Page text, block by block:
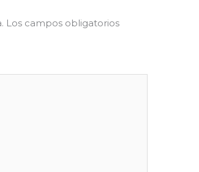
Los campos obligatorios